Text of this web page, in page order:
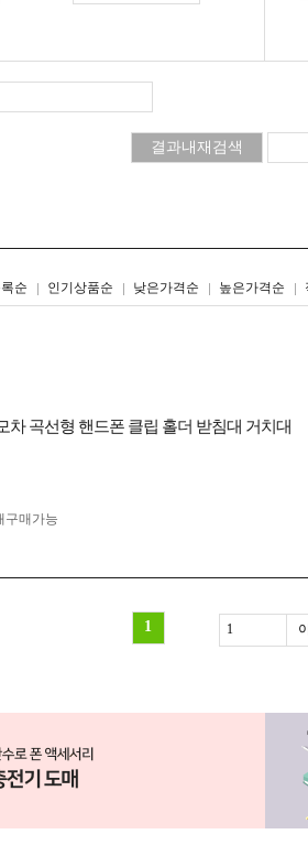
순 인기상품순 낮은가격순 높은가격순
리스트형갤러리형
차 곡선형 핸드폰 클립 홀더 받침대 거치대
구매가능
1